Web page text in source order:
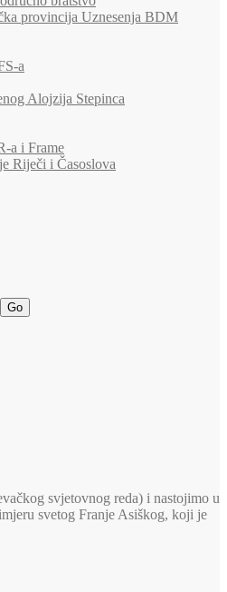
provincija Uznesenja BDM
a
Alojzija Stepinca
a i Frame
Riječi i Časoslova
Go
svjetovnog reda) i nastojimo u
svetog Franje Asiškog, koji je